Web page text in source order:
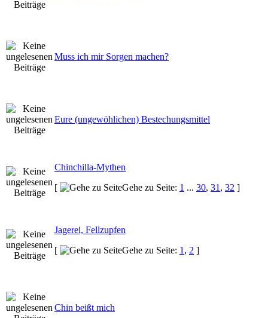
Muss ich mir Sorgen machen?
Eure (ungewöhlichen) Bestechungsmittel
Chinchilla-Mythen
[
Gehe zu Seite: 1 ... 30, 31 , 32 ]
Jagerei, Fellzupfen
[
Gehe zu Seite: 1 , 2 ]
Chin beißt mich